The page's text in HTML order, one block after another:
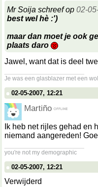
Mr Soija schreef op 02-
best wel hè :')
maar dan moet je ook
plaats daro
Jawel, want dat is deel
Je was een glasblazer met een
02-05-2007, 12:21
Martiño
Ik heb net rijles gehad en
niemand aangereden!
you're not my demographic
02-05-2007, 12:21
Verwijderd